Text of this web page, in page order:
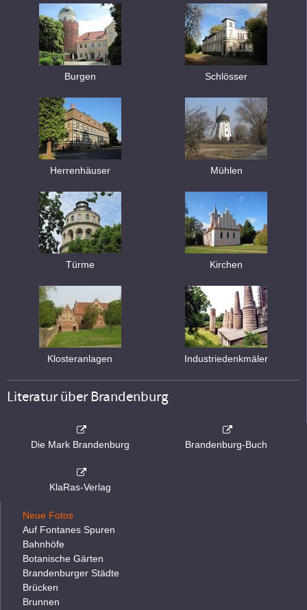
Burgen Schlösser
Herrenhäuser Mühlen
Türme Kirchen
Klosteranlagen Industriedenkmäler
Literatur über Brandenburg
Die Mark Brandenburg Brandenburg-Buch
KlaRas-Verlag
Neue Fotos
Auf Fontanes Spuren
Bahnhöfe
Botanische Gärten
Brandenburger Städte
Brücken
Brunnen